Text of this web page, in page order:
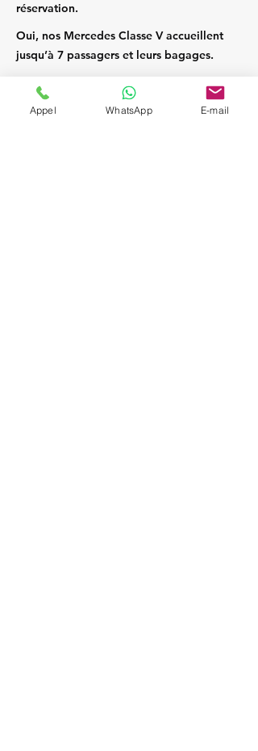
réservation.
Oui, nos Mercedes Classe V accueillent
jusqu’à 7 passagers et leurs bagages.
Appel WhatsApp E-mail